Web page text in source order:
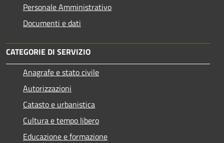
Personale Amministrativo
Documenti e dati
CATEGORIE DI SERVIZIO
Anagrafe e stato civile
Autorizzazioni
Catasto e urbanistica
Cultura e tempo libero
Educazione e formazione